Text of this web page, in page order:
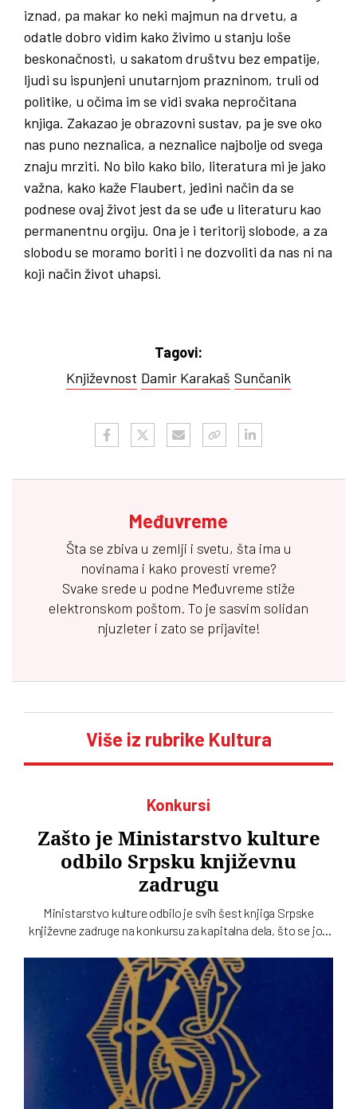
iznad, pa makar ko neki majmun na drvetu, a
odatle dobro vidim kako živimo u stanju loše
beskonačnosti, u sakatom društvu bez empatije,
ljudi su ispunjeni unutarnjom prazninom, truli od
politike, u očima im se vidi svaka nepročitana
knjiga. Zakazao je obrazovni sustav, pa je sve oko
nas puno neznalica, a neznalice najbolje od svega
znaju mrziti. No bilo kako bilo, literatura mi je jako
važna, kako kaže Flaubert, jedini način da se
podnese ovaj život jest da se uđe u literaturu kao
permanentnu orgiju. Ona je i teritorij slobode, a za
slobodu se moramo boriti i ne dozvoliti da nas ni na
koji način život uhapsi.
Tagovi:
Književnost Damir Karakaš Sunčanik
Međuvreme
Šta se zbiva u zemlji i svetu, šta ima u
novinama i kako provesti vreme?
Svake srede u podne Međuvreme stiže
elektronskom poštom. To je sasvim solidan
njuzleter i zato se prijavite!
Više iz rubrike Kultura
Konkursi
Zašto je Ministarstvo kulture
odbilo Srpsku književnu
zadrugu
Ministarstvo kulture odbilo je svih šest knjiga Srpske
književne zadruge na konkursu za kapitalna dela, što se još
Milo Lompar